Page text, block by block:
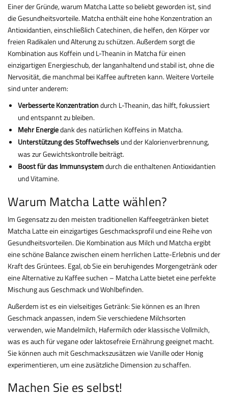
Einer der Gründe, warum Matcha Latte so beliebt geworden ist, sind
die Gesundheitsvorteile. Matcha enthält eine hohe Konzentration an
Antioxidantien, einschließlich Catechinen, die helfen, den Körper vor
freien Radikalen und Alterung zu schützen. Außerdem sorgt die
Kombination aus Koffein und L-Theanin in Matcha für einen
einzigartigen Energieschub, der langanhaltend und stabil ist, ohne die
Nervosität, die manchmal bei Kaffee auftreten kann. Weitere Vorteile
sind unter anderem:
Verbesserte Konzentrationdurch L-Theanin, das hilft, fokussiert
und entspannt zu bleiben.
Mehr Energiedank des natürlichen Koffeins in Matcha.
Unterstützung des Stoffwechselsund der Kalorienverbrennung,
was zur Gewichtskontrolle beiträgt.
Boost für das Immunsystemdurch die enthaltenen Antioxidantien
und Vitamine.
Warum Matcha Latte wählen?
Im Gegensatz zu den meisten traditionellen Kaffeegetränken bietet
Matcha Latte ein einzigartiges Geschmacksprofil und eine Reihe von
Gesundheitsvorteilen. Die Kombination aus Milch und Matcha ergibt
eine schöne Balance zwischen einem herrlichen Latte-Erlebnis und der
Kraft des Grüntees. Egal, ob Sie ein beruhigendes Morgengetränk oder
eine Alternative zu Kaffee suchen – Matcha Latte bietet eine perfekte
Mischung aus Geschmack und Wohlbefinden.
Außerdem ist es ein vielseitiges Getränk: Sie können es an Ihren
Geschmack anpassen, indem Sie verschiedene Milchsorten
verwenden, wie Mandelmilch, Hafermilch oder klassische Vollmilch,
was es auch für vegane oder laktosefreie Ernährung geeignet macht.
Sie können auch mit Geschmackszusätzen wie Vanille oder Honig
experimentieren, um eine zusätzliche Dimension zu schaffen.
Machen Sie es selbst!